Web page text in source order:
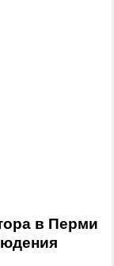
в Перми